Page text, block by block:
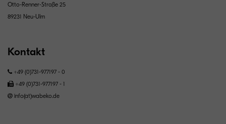
Otto-Renner-Straße 25
89231 Neu-Ulm
Kontakt
+49 (0)731-977197 - 0
+49 (0)731-977197 - 1
info(at)wabeko.de